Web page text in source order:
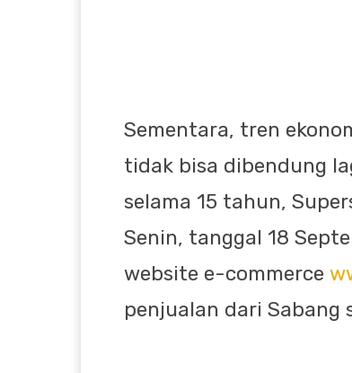
Sementara, tren
tidak bisa dibendung
selama 15 tahun,
Senin, tanggal 18
website e-commerce
penjualan dari Sabang